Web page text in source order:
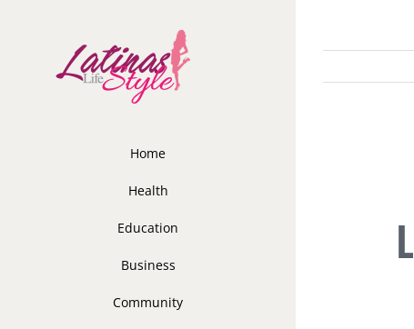
Home
Health
Education
Business
Community